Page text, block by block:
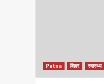
Patna बिहार स्वास्थ्य